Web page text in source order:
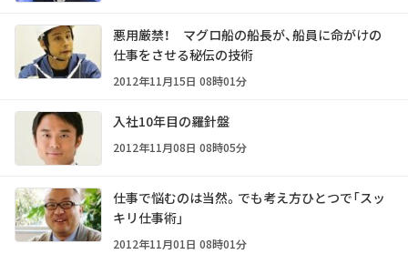
悪用厳禁！ マグロ船の船長が、船員に命がけの
仕事をさせる秘伝の技術
2012年11月15日 08時01分
入社10年目の羅針盤
2012年11月08日 08時05分
仕事で悩むのは当然。でも考え方ひとつで「スッ
キリ仕事術」
2012年11月01日 08時01分